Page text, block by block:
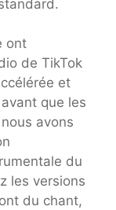
ont
de TikTok
et
que les
avons
du
les versions
du chant,